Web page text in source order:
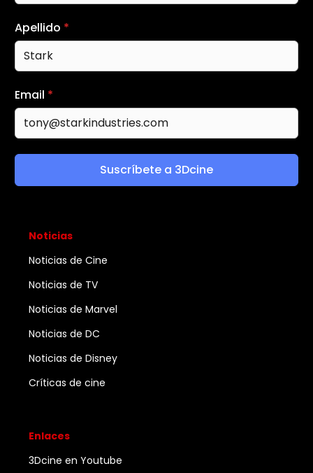
Apellido *
Email *
Suscríbete a 3Dcine
Noticias
Noticias de Cine
Noticias de TV
Noticias de Marvel
Noticias de DC
Noticias de Disney
Críticas de cine
Enlaces
3Dcine en Youtube